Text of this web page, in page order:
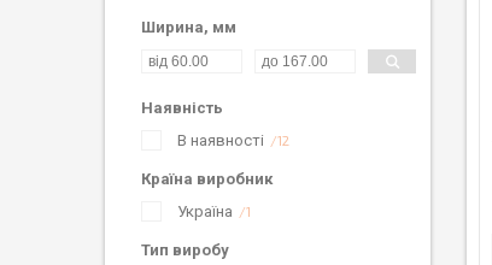
Ширина, мм
Наявність
В наявності
12
Країна виробник
Україна
1
Тип виробу